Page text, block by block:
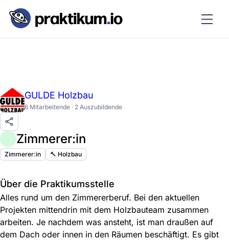
GULDE Holzbau
6 Mitarbeitende · 2 Auszubildende
Zimmerer:in
Zimmerer:in 🔨 Holzbau
Über die Praktikumsstelle
Alles rund um den Zimmererberuf. Bei den aktuellen
Projekten mittendrin mit dem Holzbauteam zusammen
arbeiten. Je nachdem was ansteht, ist man draußen auf
dem Dach oder innen in den Räumen beschäftigt. Es gibt